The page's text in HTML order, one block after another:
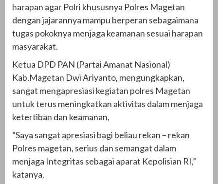
harapan agar Polri khususnya Polres Magetan
dengan jajarannya mampu berperan sebagaimana
tugas pokoknya menjaga keamanan sesuai harapan
masyarakat.
Ketua DPD PAN (Partai Amanat Nasional)
Kab.Magetan Dwi Ariyanto, mengungkapkan,
sangat mengapresiasi kegiatan polres Magetan
untuk terus meningkatkan aktivitas dalam menjaga
ketertiban dan keamanan,
“Saya sangat apresiasi bagi beliau rekan – rekan
Polres magetan, serius dan semangat dalam
menjaga Integritas sebagai aparat Kepolisian RI,”
katanya.